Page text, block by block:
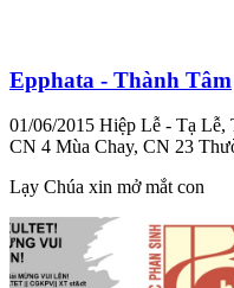
Epphata - Thành Tâm
01/06/2015 Hiệp Lễ - Tạ Lễ,
CN 4 Mùa Chay, CN 23
Lạy Chúa xin mở mắt con